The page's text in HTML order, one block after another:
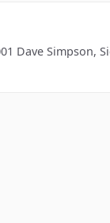
Dave Simpson,